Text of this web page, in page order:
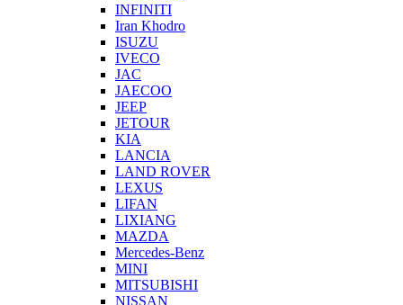
INFINITI
Iran Khodro
ISUZU
IVECO
JAC
JAECOO
JEEP
JETOUR
KIA
LANCIA
LAND ROVER
LEXUS
LIFAN
LIXIANG
MAZDA
Mercedes-Benz
MINI
MITSUBISHI
NISSAN